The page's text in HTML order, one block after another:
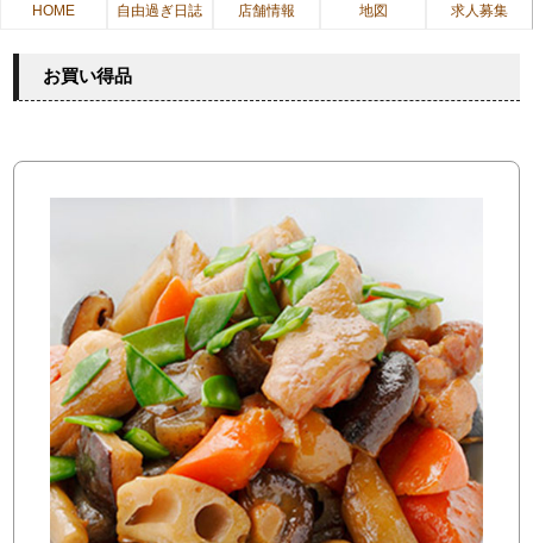
HOME 自由過ぎ日誌 店舗情報 地図 求人募集
お買い得品